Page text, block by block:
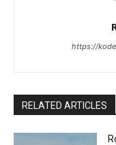
https://
RELATED ARTICLES